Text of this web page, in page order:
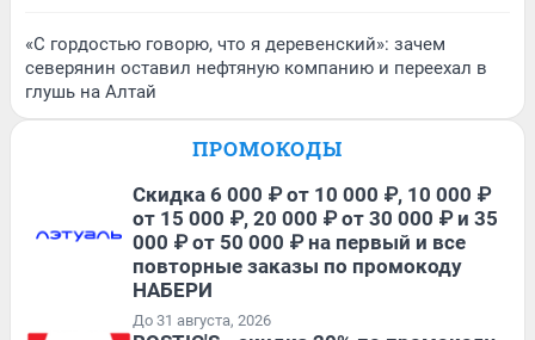
«С гордостью говорю, что я деревенский»: зачем
северянин оставил нефтяную компанию и переехал в
глушь на Алтай
ПРОМОКОДЫ
Скидка 6 000 ₽ от 10 000 ₽, 10 000 ₽
от 15 000 ₽, 20 000 ₽ от 30 000 ₽ и 35
000 ₽ от 50 000 ₽ на первый и все
повторные заказы по промокоду
НАБЕРИ
До 31 августа, 2026